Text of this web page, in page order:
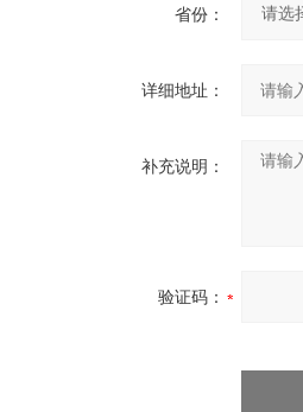
省份：
详细地址：
补充说明：
验证码：